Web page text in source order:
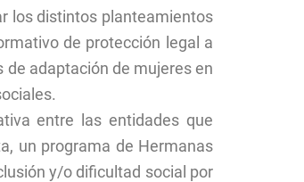
los distintos planteamientos
de protección legal a
adaptación de mujeres en
entre las entidades que
un programa de Hermanas
y/o dificultad social por